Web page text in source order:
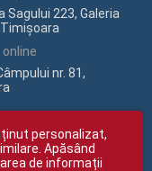
Sagului 223, Galeria
nr. 81,
personalizat,
Apăsând
de informații